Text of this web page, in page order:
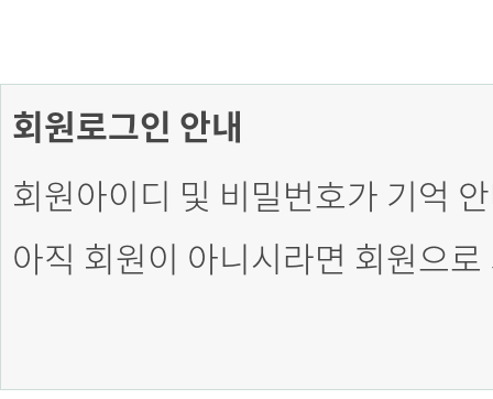
회원로그인 안내
회원아이디 및 비밀번호가 기억
아직 회원이 아니시라면 회원으